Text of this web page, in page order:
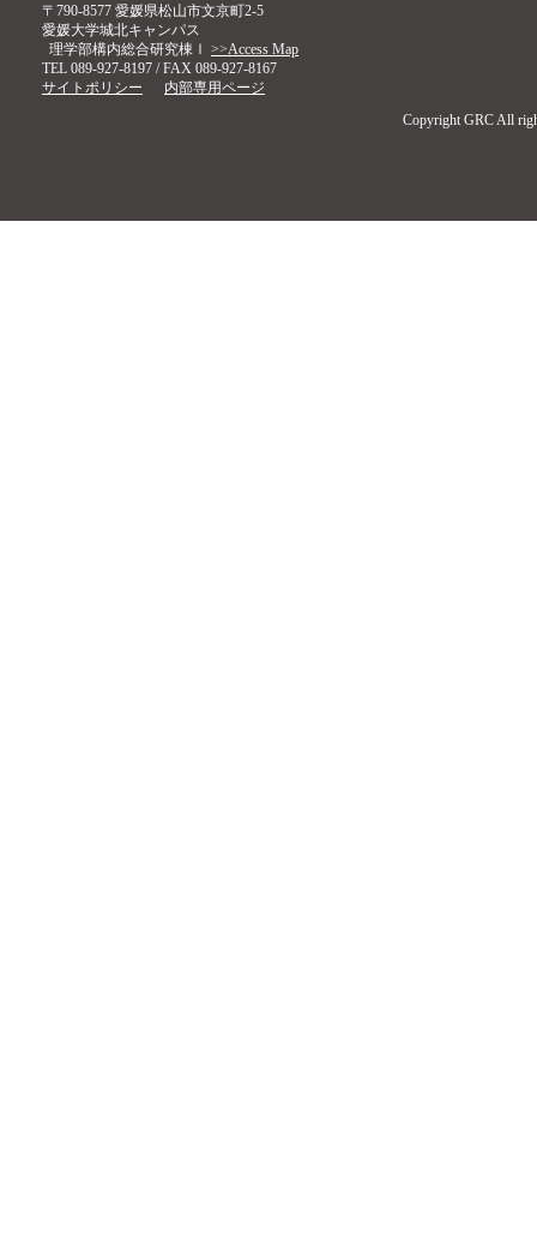
〒790-8577 愛媛県松山市文京町2-5
愛媛大学城北キャンパス
理学部構内総合研究棟Ⅰ >>Access Map
TEL 089-927-8197 / FAX 089-927-8167
サイトポリシー
内部専用ページ
Copyright GRC All